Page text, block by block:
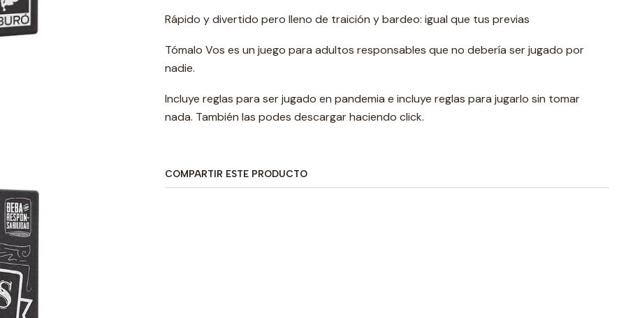
Rápido y divertido pero lleno de traición y bardeo: igual que tus previas
Tómalo Vos es un juego para adultos responsables que no debería ser jugado por
nadie.
Incluye reglas para ser jugado en pandemia e incluye reglas para jugarlo sin tomar
nada. También las podes descargar haciendo click.
COMPARTIR ESTE PRODUCTO